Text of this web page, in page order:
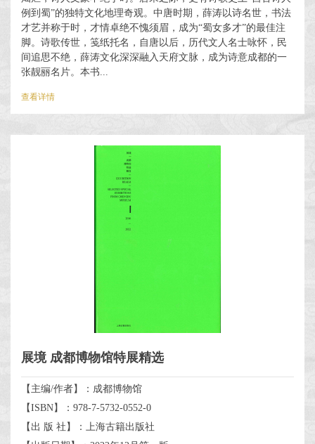
例到蜀”的独特文化地理奇观。中唐时期，薛涛以诗名世，书法
才艺并称于时，才情卓绝不愧须眉，成为“蜀女多才”的最佳注
脚。诗歌传世，笺纸托名，自唐以后，历代文人名士咏怀，民
间追思不绝，薛涛文化深深融入天府文脉，成为诗意成都的一
张靓丽名片。本书...
查看详情
展境 成都博物馆特展精选
【主编/作者】：成都博物馆
【ISBN】：978-7-5732-0552-0
【出 版 社】：上海古籍出版社